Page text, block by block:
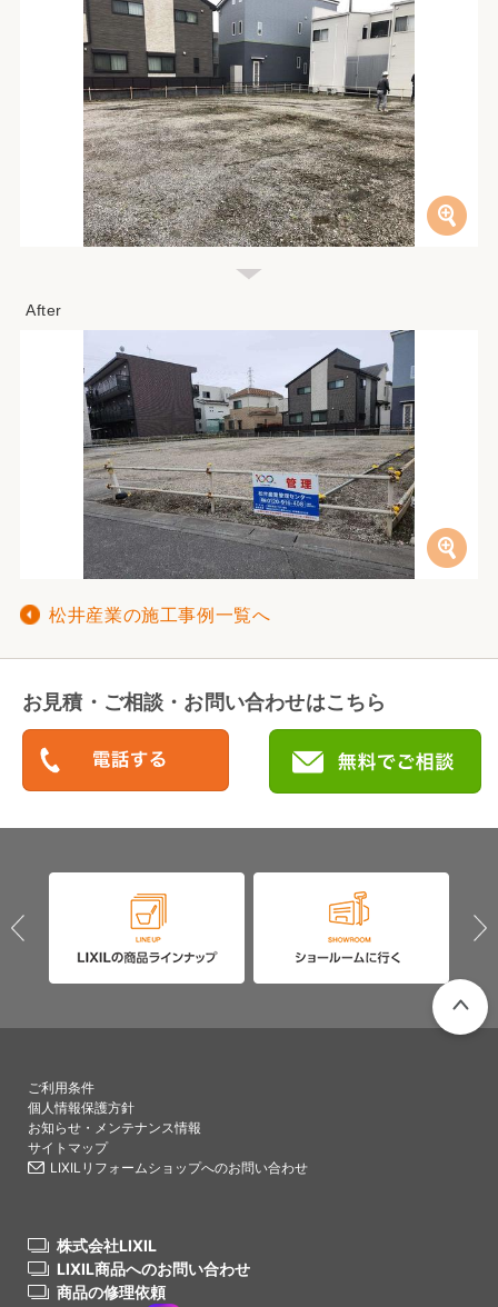
松井産業の施工事例一覧へ
お見積・ご相談・お問い合わせはこちら
ご利用条件
個人情報保護方針
お知らせ・メンテナンス情報
サイトマップ
LIXILリフォームショップへのお問い合わせ
株式会社LIXIL
LIXIL商品へのお問い合わせ
商品の修理依頼